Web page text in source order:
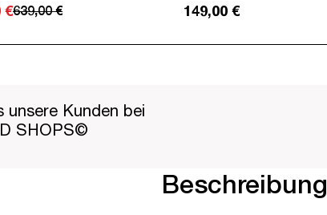
€639,00 € 149,00 €
unsere Kunden bei
SHOPS©
Beschreibung